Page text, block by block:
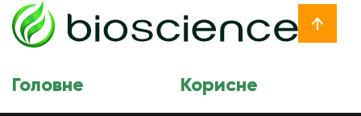
Головне Корисне